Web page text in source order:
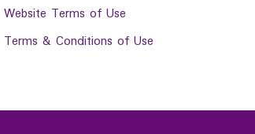
Website Terms of Use
Terms & Conditions of Use